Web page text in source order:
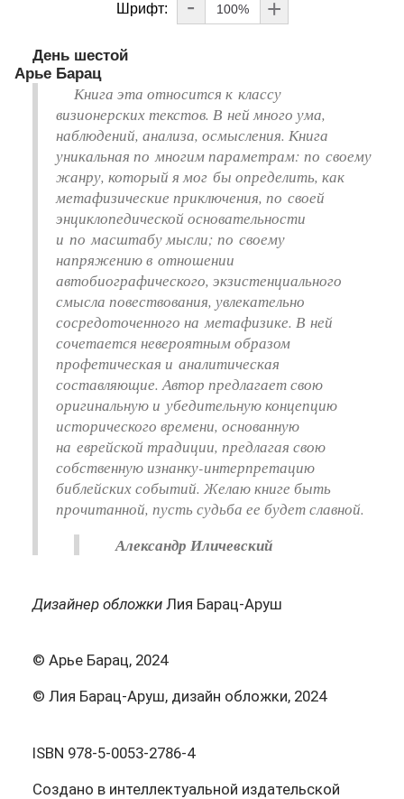
Шрифт: - 100% +
День шестой
Арье Барац
Книга эта относится к классу
визионерских текстов. В ней много ума,
наблюдений, анализа, осмысления. Книга
уникальная по многим параметрам: по своему
жанру, который я мог бы определить, как
метафизические приключения, по своей
энциклопедической основательности
и по масштабу мысли; по своему
напряжению в отношении
автобиографического, экзистенциального
смысла повествования, увлекательно
сосредоточенного на метафизике. В ней
сочетается невероятным образом
профетическая и аналитическая
составляющие. Автор предлагает свою
оригинальную и убедительную концепцию
исторического времени, основанную
на еврейской традиции, предлагая свою
собственную изнанку-интерпретацию
библейских событий. Желаю книге быть
прочитанной, пусть судьба ее будет славной.
Александр Иличевский
Дизайнер обложки Лия Барац-Аруш
© Арье Барац, 2024
© Лия Барац-Аруш, дизайн обложки, 2024
ISBN 978-5-0053-2786-4
Создано в интеллектуальной издательской